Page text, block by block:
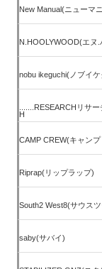
New Manual(ニューマ
N.HOOLYWOOD(エヌ.
nobu ikeguchi(ノブイケ
.......RESEARCHリサ
H
CAMP CREW(キャン
Riprap(リップラップ)
South2 West8(サウス
saby(サバイ)